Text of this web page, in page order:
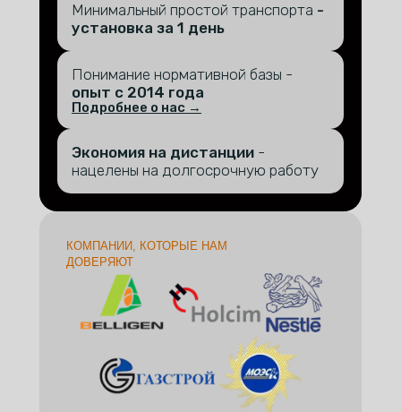
Минимальный простой транспорта -
установка за 1 день
Понимание нормативной базы -
опыт с 2014 года
Подробнее о нас →
Экономия на дистанции -
нацелены на долгосрочную работу
КОМПАНИИ, КОТОРЫЕ НАМ
ДОВЕРЯЮТ